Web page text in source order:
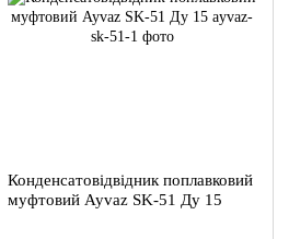
Конденсатовідвідник поплавковий
муфтовий Ayvaz SK-51 Ду 15